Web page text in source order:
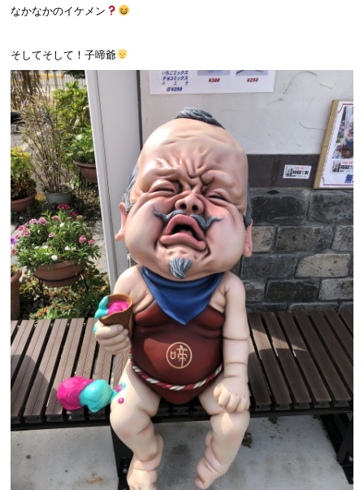
なかなかのイケメン
そしてそして！子啼爺